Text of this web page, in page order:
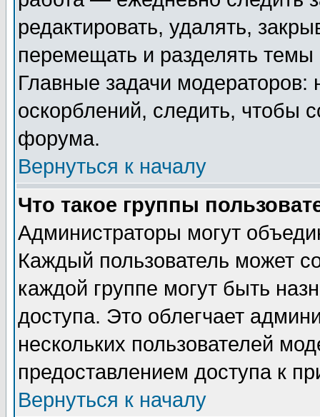
редактировать, удалять,
перемещать и разделять
Главные задачи
оскорблений, следить, чтобы
форума.
Вернуться к началу
Что такое группы
Администраторы могут
Каждый пользователь может
каждой группе могут быть
доступа. Это облегчает
нескольких пользователей
предоставлением доступа к
Вернуться к началу